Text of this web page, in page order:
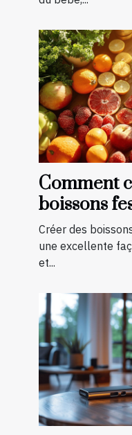
Comment
boissons
pour
Créer des
une excellente
et...